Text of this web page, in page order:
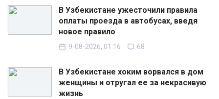
В Узбекистане ужесточили правила
оплаты проезда в автобусах, введя
новое правило
9-08-2026, 01:16 68
В Узбекистане хоким ворвался в дом
женщины и отругал ее за некрасивую
жизнь